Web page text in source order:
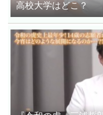
高校大学はどこ？